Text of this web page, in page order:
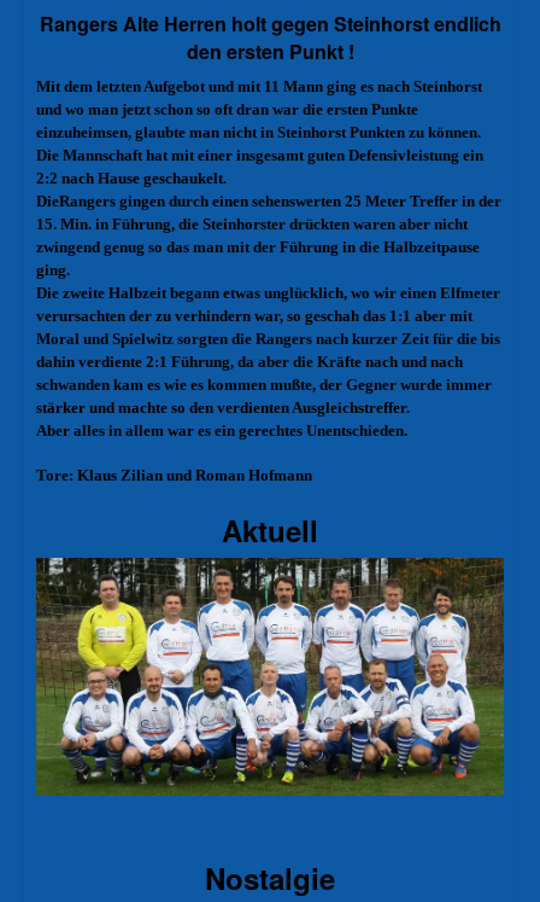
Rangers Alte Herren holt gegen Steinhorst endlich
den ersten Punkt !
Mit dem letzten Aufgebot und mit 11 Mann ging es nach Steinhorst
und wo man jetzt schon so oft dran war die ersten Punkte
einzuheimsen, glaubte man nicht in Steinhorst Punkten zu können.
Die Mannschaft hat mit einer insgesamt guten Defensivleistung ein
2:2 nach Hause geschaukelt.
DieRangers gingen durch einen sehenswerten 25 Meter Treffer in der
15. Min. in Führung, die Steinhorster drückten waren aber nicht
zwingend genug so das man mit der Führung in die Halbzeitpause
ging.
Die zweite Halbzeit begann etwas unglücklich, wo wir einen Elfmeter
verursachten der zu verhindern war, so geschah das 1:1 aber mit
Moral und Spielwitz sorgten die Rangers nach kurzer Zeit für die bis
dahin verdiente 2:1 Führung, da aber die Kräfte nach und nach
schwanden kam es wie es kommen mußte, der Gegner wurde immer
stärker und machte so den verdienten Ausgleichstreffer.
Aber alles in allem war es ein gerechtes Unentschieden.
Tore: Klaus Zilian und Roman Hofmann
Aktuell
Nostalgie